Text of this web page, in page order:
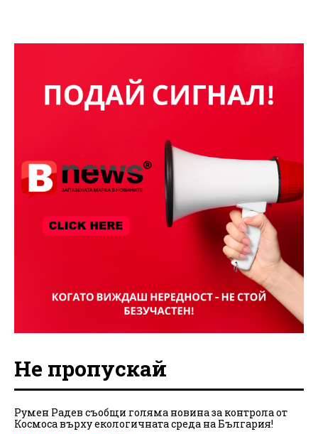
Не пропускай
Румен Радев съобщи голяма новина за контрола от
Космоса върху екологичната среда на България!